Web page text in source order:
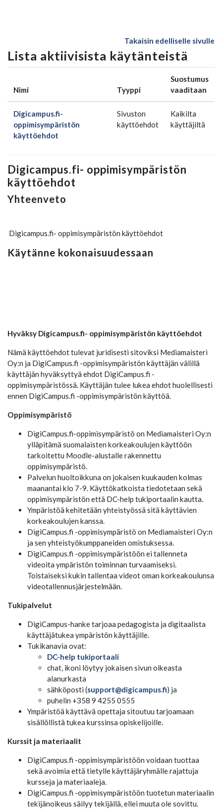
Takaisin edelliselle sivulle
Lista aktiivisista käytänteistä
Nimi Tyyppi
Suostumus
vaaditaan
Digicampus.fi-
oppimisympäristön
käyttöehdot
Sivuston
käyttöehdot
Kaikilta
käyttäjiltä
Digicampus.fi- oppimisympäristön
käyttöehdot
Yhteenveto
Digicampus.fi- oppimisympäristön käyttöehdot
Käytänne kokonaisuudessaan
Hyväksy Digicampus.fi- oppimisympäristön käyttöehdot
Nämä käyttöehdot tulevat juridisesti sitoviksi Mediamaisteri
Oy:n ja DigiCampus.fi -oppimisympäristön käyttäjän välillä
käyttäjän hyväksyttyä ehdot DigiCampus.fi -
oppimisympäristössä. Käyttäjän tulee lukea ehdot huolellisesti
ennen DigiCampus.fi -oppimisympäristön käyttöä.
Oppimisympäristö
DigiCampus.fi-oppimisympäristö on Mediamaisteri Oy:n
ylläpitämä suomalaisten korkeakoulujen käyttöön
tarkoitettu Moodle-alustalle rakennettu
oppimisympäristö.
Palvelun huoltoikkuna on jokaisen kuukauden kolmas
maanantai klo 7-9. Käyttökatkoista tiedotetaan sekä
oppimisympäristön että DC-help tukiportaalin kautta.
Ympäristöä kehitetään yhteistyössä sitä käyttävien
korkeakoulujen kanssa.
DigiCampus.fi -oppimisympäristö on Mediamaisteri Oy:n
ja sen yhteistyökumppaneiden omistuksessa.
DigiCampus.fi -oppimisympäristöön ei tallenneta
videoita ympäristön toiminnan turvaamiseksi.
Toistaiseksi kukin tallentaa videot oman korkeakoulunsa
videotallennusjärjestelmään.
Tukipalvelut
DigiCampus-hanke tarjoaa pedagogista ja digitaalista
käyttäjätukea ympäristön käyttäjille.
Tukikanavia ovat:
DC-help tukiportaali
chat, ikoni löytyy jokaisen sivun oikeasta
alanurkasta
sähköposti (support@digicampus.fi) ja
puhelin +358 9 4255 0555
Ympäristöä käyttävä opettaja sitoutuu tarjoamaan
sisällöllistä tukea kurssinsa opiskelijoille.
Kurssit ja materiaalit
DigiCampus.fi -oppimisympäristöön voidaan tuottaa
sekä avoimia että tietylle käyttäjäryhmälle rajattuja
kursseja ja materiaaleja.
DigiCampus.fi -oppimisympäristöön tuotetun materiaalin
tekijänoikeus säilyy tekijällä, ellei muuta ole sovittu.